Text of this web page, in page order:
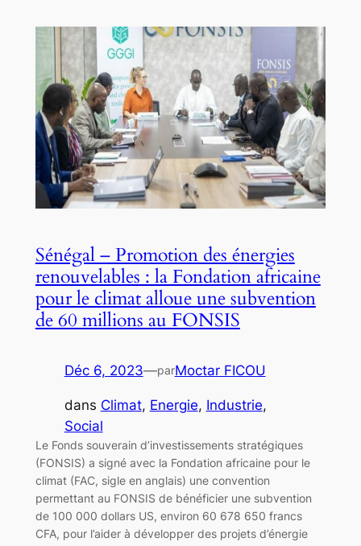
Sénégal – Promotion des énergies
renouvelables : la Fondation africaine
pour le climat alloue une subvention
de 60 millions au FONSIS
Déc 6, 2023—parMoctar FICOU
dans Climat, Energie, Industrie
Social
Le Fonds souverain d’investissements stratégiques
(FONSIS) a signé avec la Fondation africaine pour le
climat (FAC, sigle en anglais) une convention
permettant au FONSIS de bénéficier une subvention
de 100 000 dollars US, environ 60 678 650 francs
CFA, pour l’aider à développer des projets d’énergie